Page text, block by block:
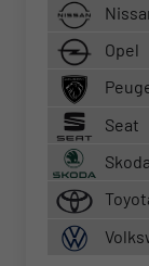
Opel
Seat
Skoda